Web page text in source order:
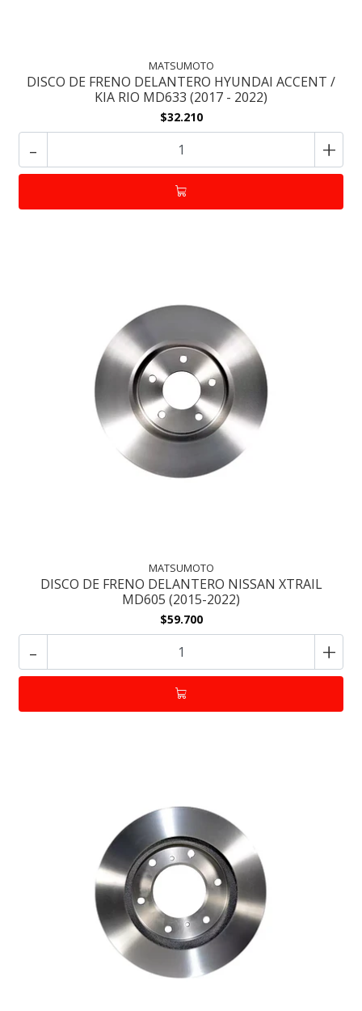
MATSUMOTO
DISCO DE FRENO DELANTERO HYUNDAI ACCENT /
KIA RIO MD633 (2017 - 2022)
$32.210
- +
MATSUMOTO
DISCO DE FRENO DELANTERO NISSAN XTRAIL
MD605 (2015-2022)
$59.700
- +